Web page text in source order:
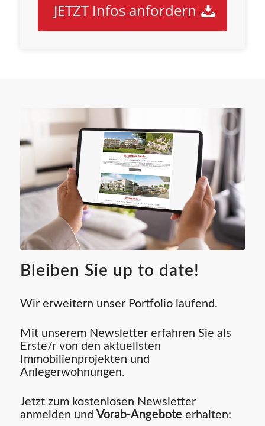
JETZT Infos anfordern
Bleiben Sie up to date!
Wir erweitern unser Portfolio laufend.
Mit unserem Newsletter erfahren Sie als
Erste/r von den aktuellsten
Immobilienprojekten und
Anlegerwohnungen.
Jetzt zum kostenlosen Newsletter
anmelden und Vorab-Angebote erhalten: